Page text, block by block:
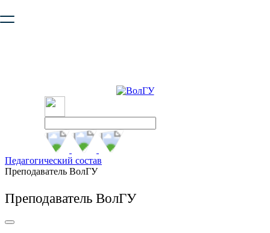
безопасную работу с сайтом. Пожалуйста
Педагогический состав
Преподаватель ВолГУ
Преподаватель ВолГУ